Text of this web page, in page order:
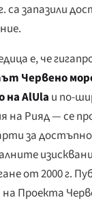
са запазили
е, че
Червено
AlUla и по-
на Рияд — се
за
от 2000 г.
Проекта